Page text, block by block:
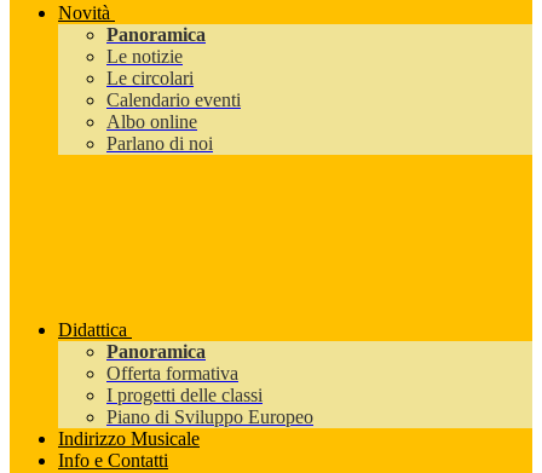
Novità
Panoramica
Le notizie
Le circolari
Calendario eventi
Albo online
Parlano di noi
Didattica
Panoramica
Offerta formativa
I progetti delle classi
Piano di Sviluppo Europeo
Indirizzo Musicale
Info e Contatti